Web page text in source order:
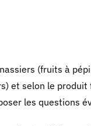
(fruits à
et selon le
les questions